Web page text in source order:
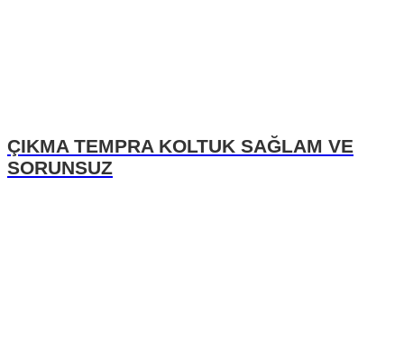
ÇIKMA TEMPRA KOLTUK SAĞLAM VE
SORUNSUZ